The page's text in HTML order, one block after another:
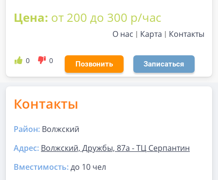
Цена: от 200 до 300 р/час
О нас Карта Контакты
0 0 Позвонить Записаться
Контакты
Район: Волжский
Адрес: Волжский, Дружбы, 87а - ТЦ Серпантин
Вместимость:до 10 чел